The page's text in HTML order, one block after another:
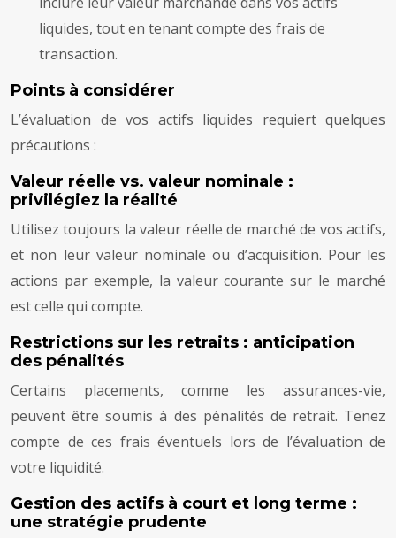
liquides, tout en tenant compte des frais de
transaction.
Points à considérer
L’évaluation de vos actifs liquides requiert quelques
précautions :
Valeur réelle vs. valeur nominale :
privilégiez la réalité
Utilisez toujours la valeur réelle de marché de vos actifs,
et non leur valeur nominale ou d’acquisition. Pour les
actions par exemple, la valeur courante sur le marché
est celle qui compte.
Restrictions sur les retraits : anticipation
des pénalités
Certains placements, comme les assurances-vie,
peuvent être soumis à des pénalités de retrait. Tenez
compte de ces frais éventuels lors de l’évaluation de
votre liquidité.
Gestion des actifs à court et long terme :
une stratégie prudente